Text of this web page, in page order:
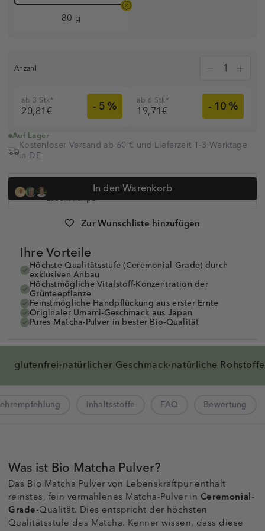
80 g
Anzahl
ab 3 Stk*
20,81€ - 5 % ab 6 Stk*
19,71€ - 10 %
Auf Lager
Kostenloser Versand ab 60 € und Lieferzeit 1-3 Werktage
in DE
In den Warenkorb
Zur Wunschliste hinzufügen
Dr. med. Simon Feldhaus, Heilpraktikerin Anna Koop, Dr.
Anne-Kathrin Huge undüber 320.000 Kunden vertrauen auf
Lebenskraftpur
Ihre Vorteile
Höchste Qualitätsstufe (Ceremonial Grade) durch
exklusiven Anbau
Höchstmögliche Vitalstoff-Konzentration der
Grünteepflanze
Feinstmögliche Handpflückung aus erster Ernte
Originaler Umami-Geschmack aus Japan
Pures Matcha-Pulver in bester Bio-Qualität
glutenfrei·natürlicher Geschmack·natürliche Rohstoffe
Inhaltsstoffe FAQ Bewertung
Was ist Bio Matcha Pulver?
Das Bio Matcha Pulver von Lebenskraftpur enthält
reinstes, fein vermahlenes Matcha-Pulver in Ceremonial-
Grade-Qualität. Dies entspricht der höchsten
Qualitätsstufe des Matcha. Kenner wissen, dass diese